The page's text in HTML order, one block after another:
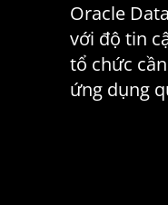
Oracle
với độ tin
tổ chức
ứng dụng